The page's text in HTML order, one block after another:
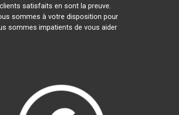
satisfaits en sont la preuve.
sommes à votre disposition pour
sommes impatients de vous aider